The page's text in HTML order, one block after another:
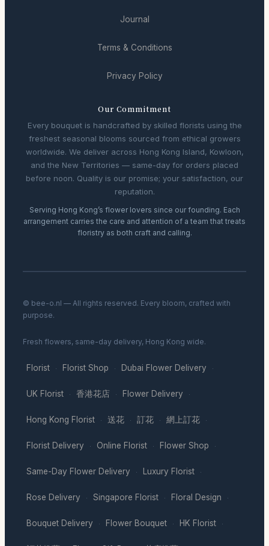
Journal
Terms & Conditions
Privacy Policy
Our Commitment
Every bouquet is handcrafted by skilled florists using the
freshest seasonal blooms sourced from ethical growers
worldwide. We deliver across Hong Kong Island, Kowloon,
and the New Territories — same-day for orders placed
before noon. Quality is our promise; your satisfaction, our
reputation.
Serving Hong Kong’s flower lovers since our founding. Each
arrangement carries the care and attention of a team that treats
floristry as both craft and calling.
© bee-o.nl — All rights reserved. Every bloom, crafted with
purpose.
Fresh flowers, same-day delivery, Hong Kong wide.
Florist · Florist Shop · Dubai Flower Delivery ·
UK Florist · 香港花店 · Flower Delivery ·
Hong Kong Florist · 送花 · 訂花 · 網上訂花 ·
Florist Delivery · Online Florist · Flower Shop ·
Same-Day Flower Delivery · Luxury Florist ·
Rose Delivery · Singapore Florist · Floral Design ·
Bouquet Delivery · Flower Bouquet · HK Florist ·